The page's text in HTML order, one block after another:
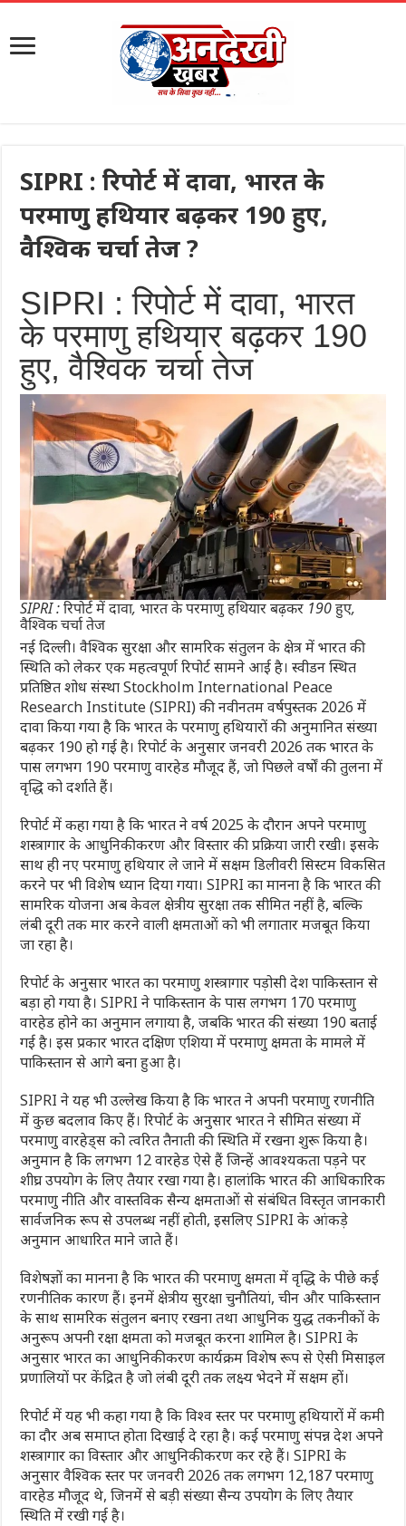
SIPRI : रिपोर्ट में दावा, भारत के
परमाणु हथियार बढ़कर 190 हुए,
वैश्विक चर्चा तेज ?
SIPRI : रिपोर्ट में दावा, भारत
के परमाणु हथियार बढ़कर 190
हुए, वैश्विक चर्चा तेज
SIPRI : रिपोर्ट में दावा, भारत के परमाणु हथियार बढ़कर 190 हुए,
वैश्विक चर्चा तेज
नई दिल्ली। वैश्विक सुरक्षा और सामरिक संतुलन के क्षेत्र में भारत की
स्थिति को लेकर एक महत्वपूर्ण रिपोर्ट सामने आई है। स्वीडन स्थित
प्रतिष्ठित शोध संस्था Stockholm International Peace
Research Institute (SIPRI) की नवीनतम वर्षपुस्तक 2026 में
दावा किया गया है कि भारत के परमाणु हथियारों की अनुमानित संख्या
बढ़कर 190 हो गई है। रिपोर्ट के अनुसार जनवरी 2026 तक भारत के
पास लगभग 190 परमाणु वारहेड मौजूद हैं, जो पिछले वर्षों की तुलना में
वृद्धि को दर्शाते हैं।
रिपोर्ट में कहा गया है कि भारत ने वर्ष 2025 के दौरान अपने परमाणु
शस्त्रागार के आधुनिकीकरण और विस्तार की प्रक्रिया जारी रखी। इसके
साथ ही नए परमाणु हथियार ले जाने में सक्षम डिलीवरी सिस्टम विकसित
करने पर भी विशेष ध्यान दिया गया। SIPRI का मानना है कि भारत की
सामरिक योजना अब केवल क्षेत्रीय सुरक्षा तक सीमित नहीं है, बल्कि
लंबी दूरी तक मार करने वाली क्षमताओं को भी लगातार मजबूत किया
जा रहा है।
रिपोर्ट के अनुसार भारत का परमाणु शस्त्रागार पड़ोसी देश पाकिस्तान से
बड़ा हो गया है। SIPRI ने पाकिस्तान के पास लगभग 170 परमाणु
वारहेड होने का अनुमान लगाया है, जबकि भारत की संख्या 190 बताई
गई है। इस प्रकार भारत दक्षिण एशिया में परमाणु क्षमता के मामले में
पाकिस्तान से आगे बना हुआ है।
SIPRI ने यह भी उल्लेख किया है कि भारत ने अपनी परमाणु रणनीति
में कुछ बदलाव किए हैं। रिपोर्ट के अनुसार भारत ने सीमित संख्या में
परमाणु वारहेड्स को त्वरित तैनाती की स्थिति में रखना शुरू किया है।
अनुमान है कि लगभग 12 वारहेड ऐसे हैं जिन्हें आवश्यकता पड़ने पर
शीघ्र उपयोग के लिए तैयार रखा गया है। हालांकि भारत की आधिकारिक
परमाणु नीति और वास्तविक सैन्य क्षमताओं से संबंधित विस्तृत जानकारी
सार्वजनिक रूप से उपलब्ध नहीं होती, इसलिए SIPRI के आंकड़े
अनुमान आधारित माने जाते हैं।
विशेषज्ञों का मानना है कि भारत की परमाणु क्षमता में वृद्धि के पीछे कई
रणनीतिक कारण हैं। इनमें क्षेत्रीय सुरक्षा चुनौतियां, चीन और पाकिस्तान
के साथ सामरिक संतुलन बनाए रखना तथा आधुनिक युद्ध तकनीकों के
अनुरूप अपनी रक्षा क्षमता को मजबूत करना शामिल है। SIPRI के
अनुसार भारत का आधुनिकीकरण कार्यक्रम विशेष रूप से ऐसी मिसाइल
प्रणालियों पर केंद्रित है जो लंबी दूरी तक लक्ष्य भेदने में सक्षम हों।
रिपोर्ट में यह भी कहा गया है कि विश्व स्तर पर परमाणु हथियारों में कमी
का दौर अब समाप्त होता दिखाई दे रहा है। कई परमाणु संपन्न देश अपने
शस्त्रागार का विस्तार और आधुनिकीकरण कर रहे हैं। SIPRI के
अनुसार वैश्विक स्तर पर जनवरी 2026 तक लगभग 12,187 परमाणु
वारहेड मौजूद थे, जिनमें से बड़ी संख्या सैन्य उपयोग के लिए तैयार
स्थिति में रखी गई है।